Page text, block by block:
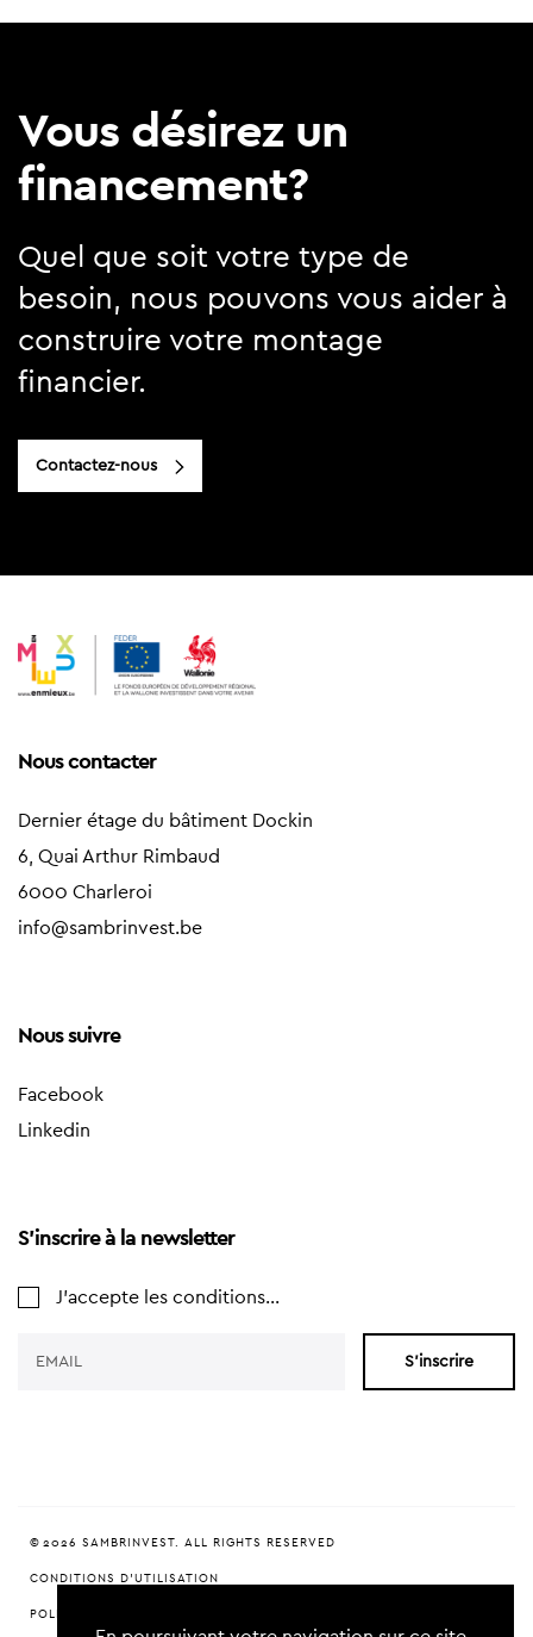
Vous désirez un
financement?
Quel que soit votre type de
besoin, nous pouvons vous aider à
construire votre montage
financier.
Contactez-nous
Nous contacter
Dernier étage du bâtiment Dockin
6, Quai Arthur Rimbaud
6000 Charleroi
info@sambrinvest.be
Nous suivre
Facebook
Linkedin
S'inscrire à la newsletter
J'accepte les conditions...
S'inscrire
© 2026 SAMBRINVEST. ALL RIGHTS RESERVED
CONDITIONS D'UTILISATION
POLITIQUE DE CONFIDENTIALITÉ